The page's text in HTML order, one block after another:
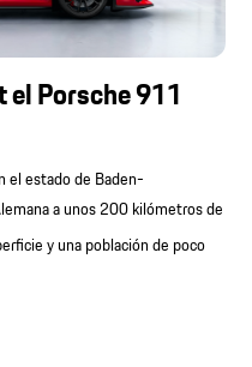
el Porsche 911
el estado de Baden-
a unos 200 kilómetros de
y una población de poco